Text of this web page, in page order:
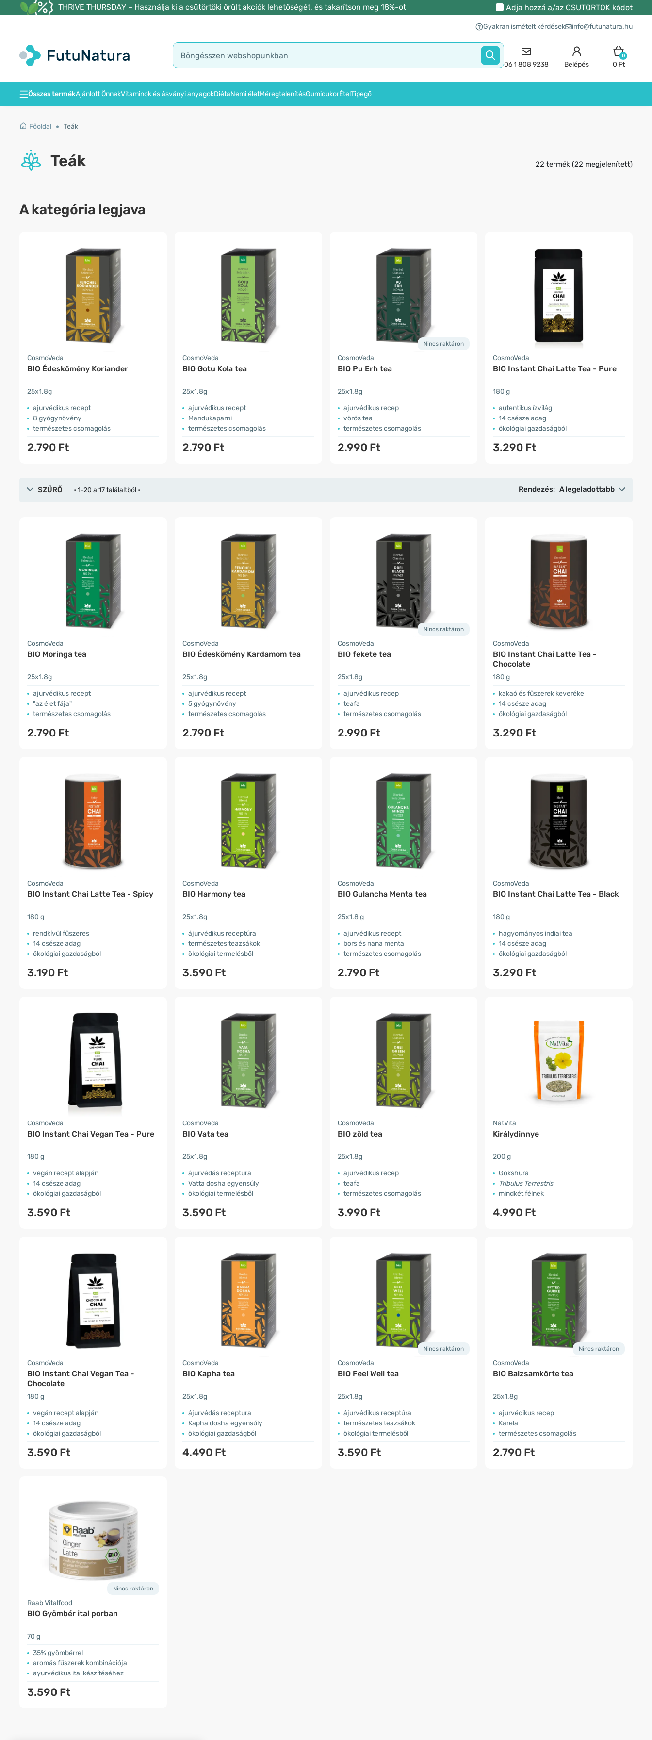
THRIVE THURSDAY – Használja ki a csütörtöki őrült akciók lehetőségét, és takarítson meg 18%-ot. Adja hozzá a/az CSUTORTOKkódot
Gyakran ismételt kérdések info@futunatura.hu
06 1 808 9238 Belépés
0
0 Ft
Összes termékAjánlott ÖnnekVitaminok és ásványi anyagokDiétaNemi életMéregtelenítésGumicukorÉtelTipegő
Főoldal Teák
Teák 22 termék (22 megjelenített)
A kategória legjava
CosmoVeda
BIO Édeskömény Koriander
25x1.8g
ajurvédikus recept
8 gyógynövény
természetes csomagolás
2.790 Ft
CosmoVeda
BIO Gotu Kola tea
25x1.8g
ajurvédikus recept
Mandukaparni
természetes csomagolás
2.790 Ft
Nincs raktáron
CosmoVeda
BIO Pu Erh tea
25x1.8g
ajurvédikus recep
vörös tea
természetes csomagolás
2.990 Ft
CosmoVeda
BIO Instant Chai Latte Tea - Pure
180 g
autentikus ízvilág
14 csésze adag
ökológiai gazdaságból
3.290 Ft
SZŰRŐ • 1-20 a 17 találaltból • Rendezés: A legeladottabb
CosmoVeda
BIO Moringa tea
25x1.8g
ajurvédikus recept
"az élet fája"
természetes csomagolás
2.790 Ft
CosmoVeda
BIO Édeskömény Kardamom tea
25x1.8g
ajurvédikus recept
5 gyógynövény
természetes csomagolás
2.790 Ft
Nincs raktáron
CosmoVeda
BIO fekete tea
25x1.8g
ajurvédikus recep
teafa
természetes csomagolás
2.990 Ft
CosmoVeda
BIO Instant Chai Latte Tea -
Chocolate
180 g
kakaó és fűszerek keveréke
14 csésze adag
ökológiai gazdaságból
3.290 Ft
CosmoVeda
BIO Instant Chai Latte Tea - Spicy
180 g
rendkívül fűszeres
14 csésze adag
ökológiai gazdaságból
3.190 Ft
CosmoVeda
BIO Harmony tea
25x1.8g
ájurvédikus receptúra
természetes teazsákok
ökológiai termelésből
3.590 Ft
CosmoVeda
BIO Gulancha Menta tea
25x1.8 g
ajurvédikus recept
bors és nana menta
természetes csomagolás
2.790 Ft
CosmoVeda
BIO Instant Chai Latte Tea - Black
180 g
hagyományos indiai tea
14 csésze adag
ökológiai gazdaságból
3.290 Ft
CosmoVeda
BIO Instant Chai Vegan Tea - Pure
180 g
vegán recept alapján
14 csésze adag
ökológiai gazdaságból
3.590 Ft
CosmoVeda
BIO Vata tea
25x1.8g
ájurvédás receptura
Vatta dosha egyensúly
ökológiai termelésből
3.590 Ft
CosmoVeda
BIO zöld tea
25x1.8g
ajurvédikus recep
teafa
természetes csomagolás
3.990 Ft
NatVita
Királydinnye
200 g
Gokshura
Tribulus Terrestris
mindkét félnek
4.990 Ft
CosmoVeda
BIO Instant Chai Vegan Tea -
Chocolate
180 g
vegán recept alapján
14 csésze adag
ökológiai gazdaságból
3.590 Ft
CosmoVeda
BIO Kapha tea
25x1.8g
ájurvédás receptura
Kapha dosha egyensúly
ökológiai gazdaságból
4.490 Ft
Nincs raktáron
CosmoVeda
BIO Feel Well tea
25x1.8g
ájurvédikus receptúra
természetes teazsákok
ökológiai termelésből
3.590 Ft
Nincs raktáron
CosmoVeda
BIO Balzsamkörte tea
25x1.8g
ajurvédikus recep
Karela
természetes csomagolás
2.790 Ft
Nincs raktáron
Raab Vitalfood
BIO Gyömbér ital porban
70 g
35% gyömbérrel
aromás fűszerek kombinációja
ayurvédikus ital készítéséhez
3.590 Ft